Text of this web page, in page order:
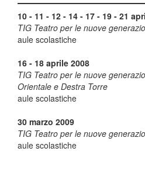
10 - 11 - 12 - 14 - 17 - 19 - 21
TIG Teatro per le nuove
aule scolastiche
16 - 18 aprile 2008
TIG Teatro per le nuove
Orientale e Destra Torre
aule scolastiche
30 marzo 2009
TIG Teatro per le nuove
aule scolastiche